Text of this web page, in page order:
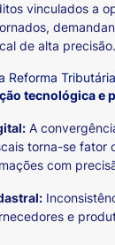
vinculados a
de alta precisão.
Reforma
tecnológica e
A
torna-se fator
com
e